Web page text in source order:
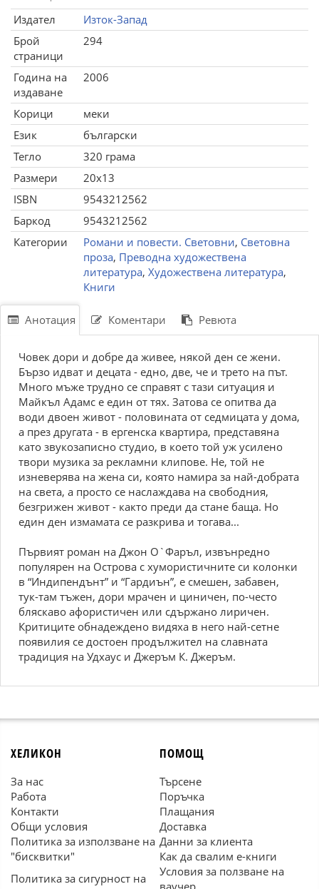
Издател
Изток-Запад
Брой
страници
294
Година на
издаване
2006
Корици
меки
Език
български
Тегло
320 грама
Размери
20x13
ISBN
9543212562
Баркод
9543212562
Категории
Романи и повести. Световни, Световна
проза, Преводна художествена
литература, Художествена литература,
Книги
Анотация Коментари Ревюта
Човек дори и добре да живее, някой ден се жени.
Бързо идват и децата - едно, две, че и трето на път.
Много мъже трудно се справят с тази ситуация и
Майкъл Адамс е един от тях. Затова се опитва да
води двоен живот - половината от седмицата у дома,
а през другата - в ергенска квартира, представяна
като звукозаписно студио, в което той уж усилено
твори музика за рекламни клипове. Не, той не
изневерява на жена си, която намира за най-добрата
на света, а просто се наслаждава на свободния,
безгрижен живот - както преди да стане баща. Но
един ден измамата се разкрива и тогава...
Първият роман на Джон О`Фаръл, извънредно
популярен на Острова с хумористичните си колонки
в “Индипендънт” и “Гардиън”, е смешен, забавен,
тук-там тъжен, дори мрачен и циничен, по-често
бляскаво афористичен или сдържано лиричен.
Критиците обнадеждено видяха в него най-сетне
появилия се достоен продължител на славната
традиция на Удхаус и Джеръм К. Джеръм.
ХЕЛИКОН
За нас
Работа
Контакти
Общи условия
Политика за използване на
"бисквитки"
Политика за сигурност на
ПОМОЩ
Търсене
Поръчка
Плащания
Доставка
Данни за клиента
Как да свалим е-книги
Условия за ползване на
ваучер